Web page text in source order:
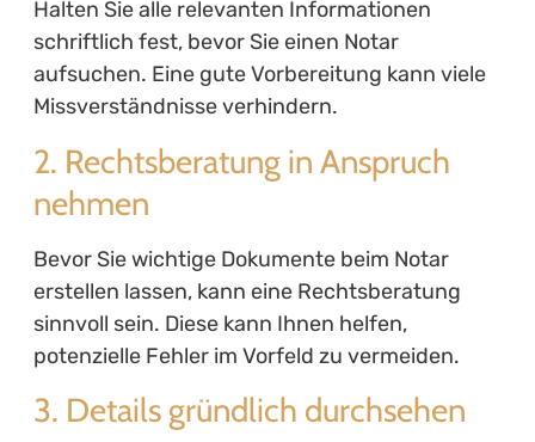
Halten Sie alle relevanten Informationen
schriftlich fest, bevor Sie einen Notar
aufsuchen. Eine gute Vorbereitung kann viele
Missverständnisse verhindern.
2. Rechtsberatung in Anspruch
nehmen
Bevor Sie wichtige Dokumente beim Notar
erstellen lassen, kann eine Rechtsberatung
sinnvoll sein. Diese kann Ihnen helfen,
potenzielle Fehler im Vorfeld zu vermeiden.
3. Details gründlich durchsehen